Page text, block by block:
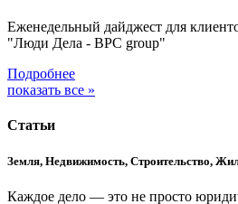
Еженедельный дайджест для
"Люди Дела - BPC group"
Подробнее
показать все »
Статьи
Земля, Недвижимость, Строительство,
Каждое дело — это не просто